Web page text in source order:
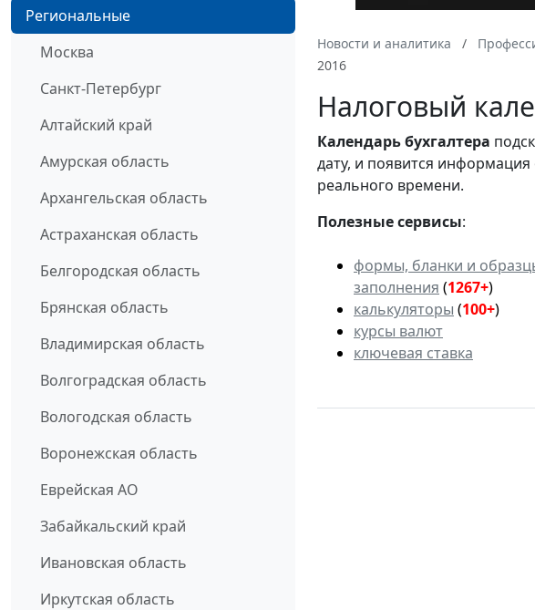
Региональные
Москва
Санкт-Петербург
Алтайский край
Амурская область
Архангельская область
Астраханская область
Белгородская область
Брянская область
Владимирская область
Волгоградская область
Вологодская область
Воронежская область
Еврейская АО
Забайкальский край
Ивановская область
Иркутская область
Новости и аналитика
2016
Налоговый
Календарьбухгалтера
дату, и появится
реального времени.
Полезные сервисы:
формы, бланки и
заполнения (1267+)
калькуляторы (100+)
курсы валют
ключевая ставка